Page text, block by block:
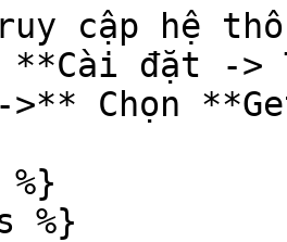
cập hệ
**Cài đặt ->
->** Chọn
%}